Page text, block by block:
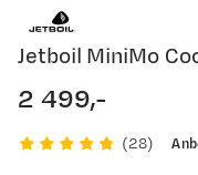
Jetboil MiniMo
price
2 499,-
(28)